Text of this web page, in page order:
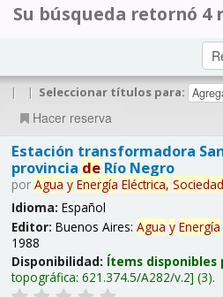
Su búsqueda retornó 4
| | Seleccionar títulos para:
Hacer reserva
Estación transformadora
provincia deRío Negro
por Agua y Energía Eléctrica, Sociedad
Idioma: Español
Editor: Buenos Aires: Agua y Energía
1988
Disponibilidad: Ítems disponibles
topográfica: 621.374.5/A282/v.2 (3).